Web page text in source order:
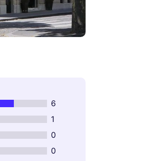
6
1
0
0